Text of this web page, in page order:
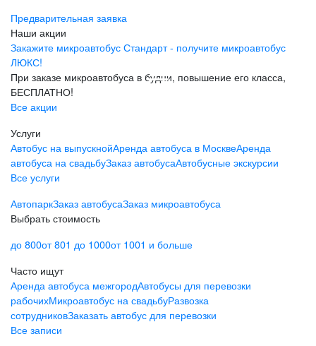
Предварительная заявка
Наши акции
Закажите микроавтобус Стандарт - получите микроавтобус
ЛЮКС!
При заказе микроавтобуса в будни, повышение его класса,
БЕСПЛАТНО!
Все акции
Услуги
Автобус на выпускнойАренда автобуса в МосквеАренда
автобуса на свадьбуЗаказ автобусаАвтобусные экскурсии
Все услуги
АвтопаркЗаказ автобусаЗаказ микроавтобуса
Выбрать стоимость
до 800от 801 до 1000от 1001 и больше
Часто ищут
Аренда автобуса межгородАвтобусы для перевозки
рабочихМикроавтобус на свадьбуРазвозка
сотрудниковЗаказать автобус для перевозки
Все записи